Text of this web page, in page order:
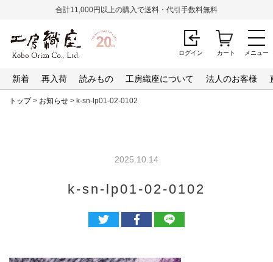
メニュー
合計11,000円以上の購入で送料・代引手数料無料
新着 再入荷 読みもの 工房織座について 法人のお客様
ログイン カート
トップ> お知らせ > k-sn-lp01-02-0102
2025.10.14
k-sn-lp01-02-0102